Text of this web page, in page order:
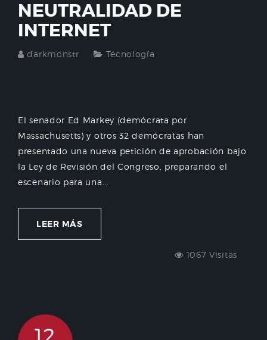
NEUTRALIDAD DE
INTERNET
darkmonstr Tecnología
El senador Ed Markey (demócrata por
Massachusetts) y otros 32 demócratas han
presentado una nueva petición de aprobación bajo
la Ley de Revisión del Congreso, preparando el
escenario para una...
LEER MÁS
1067 Visitas